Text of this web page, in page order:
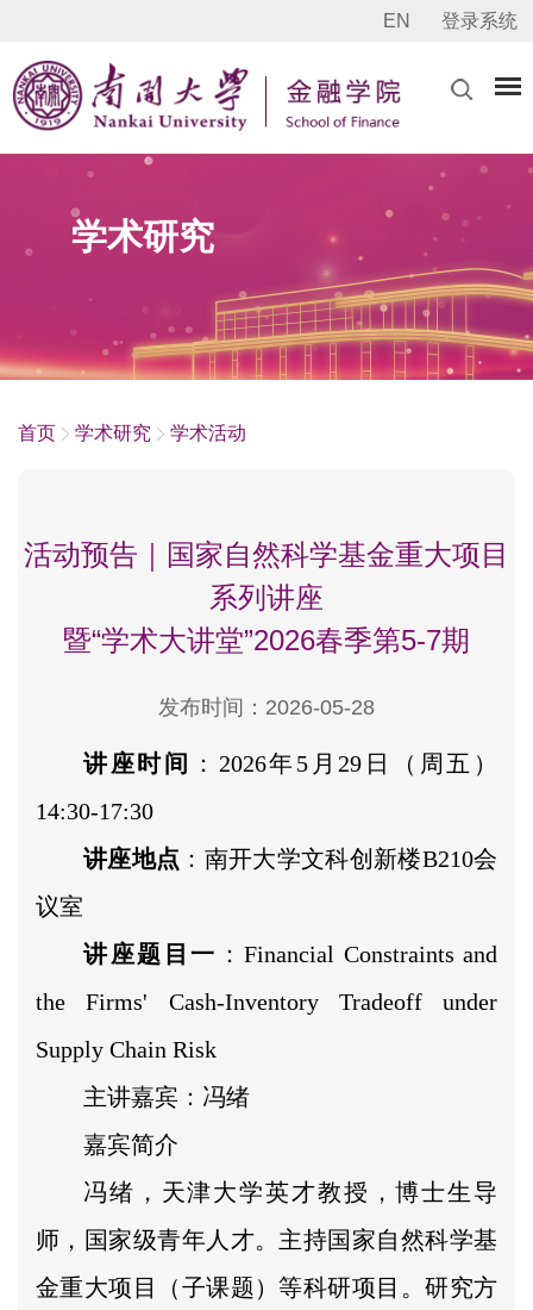
EN 登录系统
学术研究
首页 学术研究 学术活动
活动预告｜国家自然科学基金重大项目
系列讲座
暨“学术大讲堂”2026春季第5-7期
发布时间：2026-05-28
讲座时间 ：2026年5月29日（周五）
14:30-17:30
讲座地点 ：南开大学文科创新楼B210会
议室
讲座题目一 ：Financial Constraints and
the Firms' Cash-Inventory Tradeoff under
Supply Chain Risk
主讲嘉宾：冯绪
嘉宾简介
冯绪，天津大学英才教授，博士生导
师，国家级青年人才。主持国家自然科学基
金重大项目（子课题）等科研项目。研究方